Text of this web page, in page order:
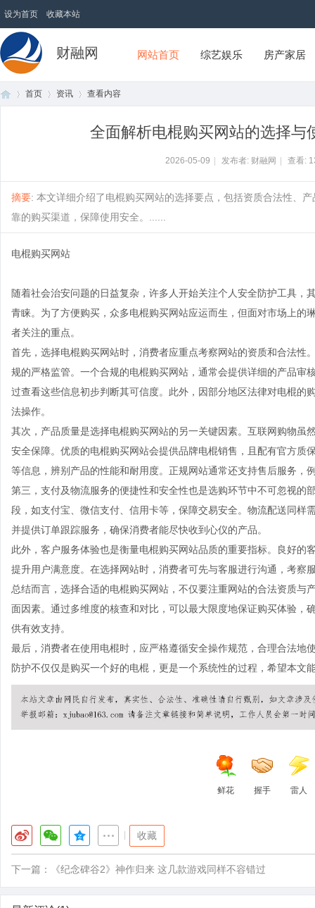
设为首页 收藏本站
财融网 网站首页 综艺娱乐 房产家居
首页 资讯 查看内容
全面解析电棍购买网站的选择与
2026-05-09 发布者: 财融网 查看:
摘要: 本文详细介绍了电棍购买网站的选择要点，包括资质合法性、
靠的购买渠道，保障使用安全。......
电棍购买网站
随着社会治安问题的日益复杂，许多人开始关注个人安全防护工具
青睐。为了方便购买，众多电棍购买网站应运而生，但面对市场上的
者关注的重点。
首先，选择电棍购买网站时，消费者应重点考察网站的资质和合法性
规的严格监管。一个合规的电棍购买网站，通常会提供详细的产品审
过查看这些信息初步判断其可信度。此外，因部分地区法律对电棍的
法操作。
其次，产品质量是选择电棍购买网站的另一关键因素。互联网购物虽
安全保障。优质的电棍购买网站会提供品牌电棍销售，且配有官方质
等信息，辨别产品的性能和耐用度。正规网站通常还支持售后服务，
第三，支付及物流服务的便捷性和安全性也是选购环节中不可忽视的
段，如支付宝、微信支付、信用卡等，保障交易安全。物流配送同样
并提供订单跟踪服务，确保消费者能尽快收到心仪的产品。
此外，客户服务体验也是衡量电棍购买网站品质的重要指标。良好
提升用户满意度。在选择网站时，消费者可先与客服进行沟通，考察
总结而言，选择合适的电棍购买网站，不仅要注重网站的合法资质
面因素。通过多维度的核查和对比，可以最大限度地保证购买体验，
供有效支持。
最后，消费者在使用电棍时，应严格遵循安全操作规范，合理合法地
防护不仅仅是购买一个好的电棍，更是一个系统性的过程，希望本文
鲜花 握手 雷人
收藏
下一篇： 《纪念碑谷2》神作归来 这几款游戏同样不容错过